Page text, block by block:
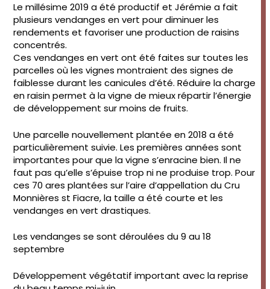
Le millésime 2019 a été productif et Jérémie a fait
plusieurs vendanges en vert pour diminuer les
rendements et favoriser une production de raisins
concentrés.
Ces vendanges en vert ont été faites sur toutes les
parcelles où les vignes montraient des signes de
faiblesse durant les canicules d’été. Réduire la charge
en raisin permet à la vigne de mieux répartir l’énergie
de développement sur moins de fruits.
Une parcelle nouvellement plantée en 2018 a été
particulièrement suivie. Les premières années sont
importantes pour que la vigne s’enracine bien. Il ne
faut pas qu’elle s’épuise trop ni ne produise trop. Pour
ces 70 ares plantées sur l’aire d’appellation du Cru
Monnières st Fiacre, la taille a été courte et les
vendanges en vert drastiques.
Les vendanges se sont déroulées du 9 au 18
septembre
Développement végétatif important avec la reprise